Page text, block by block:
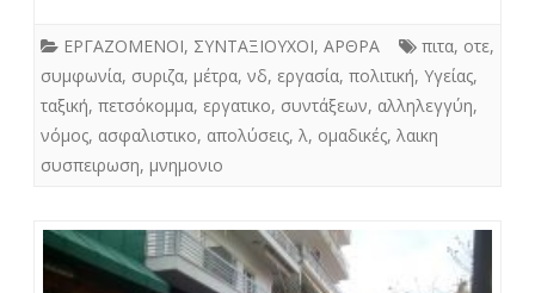
ΕΡΓΑΖΟΜΕΝΟΙ, ΣΥΝΤΑΞΙΟΥΧΟΙ, ΑΡΘΡΑ πιτα, οτε,
συμφωνία, συριζα, μέτρα, νδ, εργασία, πολιτική, Υγείας,
ταξική, πετσόκομμα, εργατικο, συντάξεων, αλληλεγγύη,
νόμος, ασφαλιστικο, απολύσεις, λ, ομαδικές, λαικη
συσπειρωση, μνημονιο